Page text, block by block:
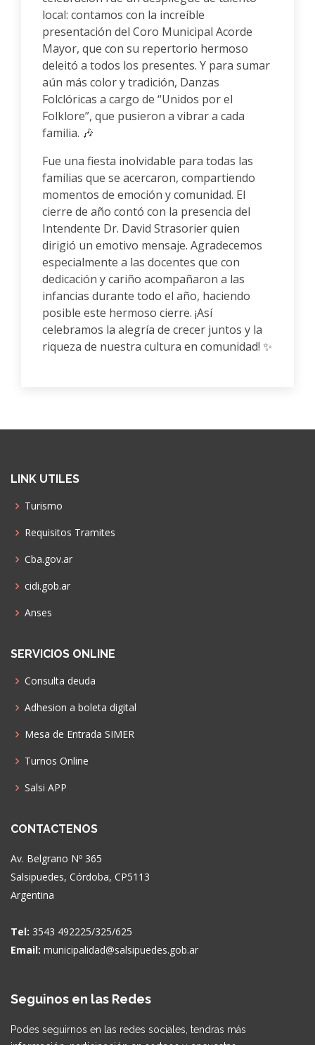
local: contamos con la increíble
presentación del Coro Municipal Acorde
Mayor, que con su repertorio hermoso
deleitó a todos los presentes. Y para sumar
aún más color y tradición, Danzas
Folclóricas a cargo de “Unidos por el
Folklore”, que pusieron a vibrar a cada
familia. 🎶
Fue una fiesta inolvidable para todas las
familias que se acercaron, compartiendo
momentos de emoción y comunidad. El
cierre de año contó con la presencia del
Intendente Dr. David Strasorier quien
dirigió un emotivo mensaje. Agradecemos
especialmente a las docentes que con
dedicación y cariño acompañaron a las
infancias durante todo el año, haciendo
posible este hermoso cierre. ¡Así
celebramos la alegría de crecer juntos y la
riqueza de nuestra cultura en comunidad! ✨
LINK UTILES
Turismo
Requisitos Tramites
Cba.gov.ar
cidi.gob.ar
Anses
SERVICIOS ONLINE
Consulta deuda
Adhesion a boleta digital
Mesa de Entrada SIMER
Turnos Online
Salsi APP
CONTACTENOS
Av. Belgrano Nº 365
Salsipuedes, Córdoba, CP5113
Argentina
Tel: 3543 492225/325/625
Email: municipalidad@salsipuedes.gob.ar
Seguinos en las Redes
Podes seguirnos en las redes sociales, tendras más